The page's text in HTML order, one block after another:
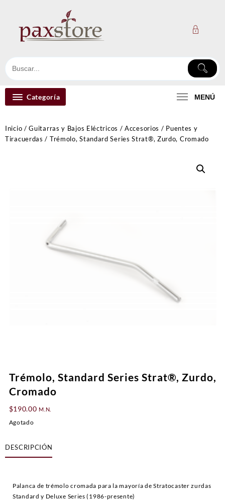
contenido
Categoría MENÚ
Inicio /Guitarras y Bajos Eléctricos /Accesorios / Puentes y
Tiracuerdas / Trémolo, Standard Series Strat®, Zurdo, Cromado
Trémolo, Standard Series Strat®, Zurdo,
Cromado
$190.00 M.N.
Agotado
DESCRIPCIÓN
Palanca de trémolo cromada para la mayoría de Stratocaster zurdas
Standard y Deluxe Series (1986-presente)